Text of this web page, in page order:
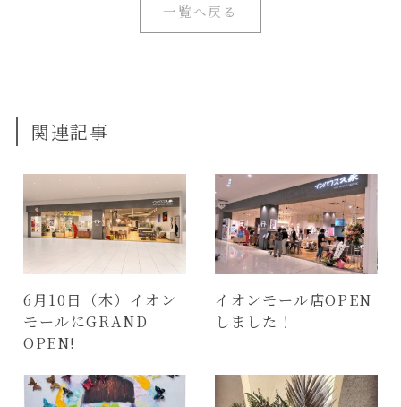
一覧へ戻る
関連記事
6月10日（木）イオン
モールにGRAND
OPEN!
イオンモール店OPEN
しました！